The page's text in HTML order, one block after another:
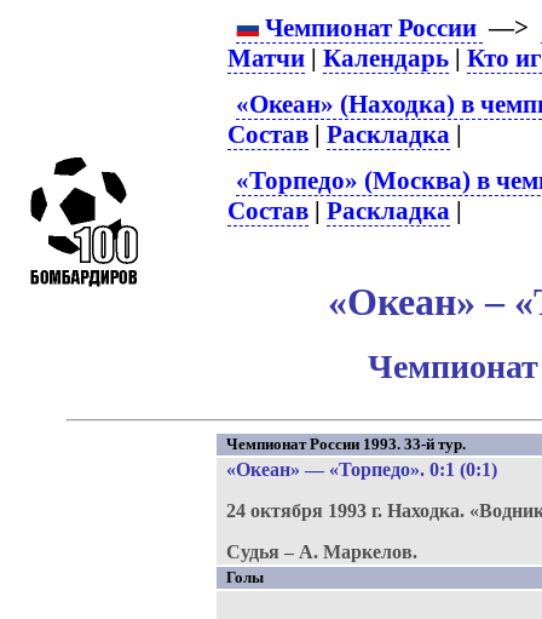
Чемпионат России —>
Матчи |Календарь |Кто
«Океан» (Находка) в
Состав |Раскладка |
«Торпедо» (Москва) в
Состав |Раскладка |
«Океан» –
Чемпионат
Чемпионат России 1993. 33-й тур.
«Океан» — «Торпедо». 0:1 (0:1)
24 октября 1993 г. Находка.
Судья – А. Маркелов.
Голы